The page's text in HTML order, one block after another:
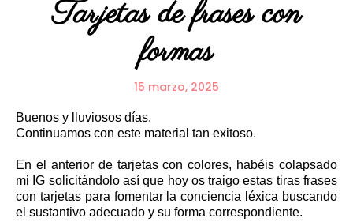
Tarjetas de frases con
formas
15 marzo, 2025
Buenos y lluviosos días.
Continuamos con este material tan exitoso.
En el anterior de tarjetas con colores, habéis colapsado
mi IG solicitándolo así que hoy os traigo estas tiras frases
con tarjetas para fomentar la conciencia léxica buscando
el sustantivo adecuado y su forma correspondiente.